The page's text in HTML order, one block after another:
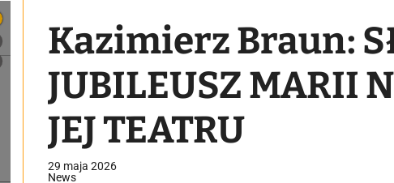
Kazimierz Braun:
JUBILEUSZ MARII
JEJ TEATRU
29 maja 2026
News